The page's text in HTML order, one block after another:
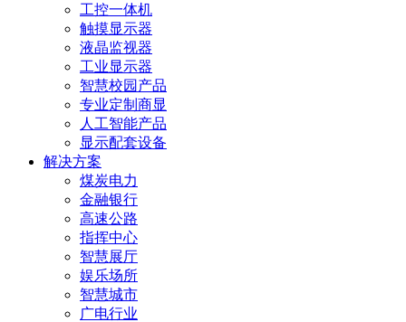
工控一体机
触摸显示器
液晶监视器
工业显示器
智慧校园产品
专业定制商显
人工智能产品
显示配套设备
解决方案
煤炭电力
金融银行
高速公路
指挥中心
智慧展厅
娱乐场所
智慧城市
广电行业